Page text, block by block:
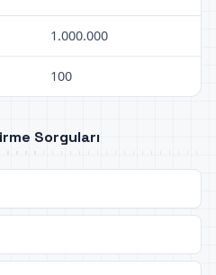
1.000.000
100
Sorguları